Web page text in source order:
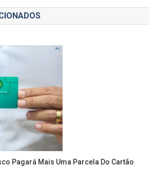
Pagará Mais Uma Parcela Do Cartão